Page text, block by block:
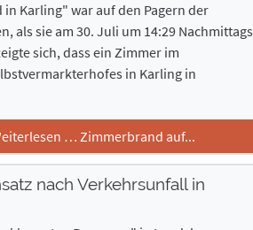
Karling" war auf den Pagern der
als sie am 30. Juli um 14:29 Nachmittags
sich, dass ein Zimmer im
in Karling in
… Zimmerbrand auf...
nach Verkehrsunfall in